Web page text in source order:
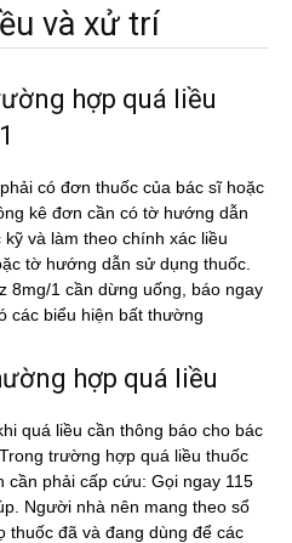
và xử trí
hợp quá liều
có đơn thuốc của bác sĩ hoặc
kê đơn cần có tờ hướng dẫn
và làm theo chính xác liều
tờ hướng dẫn sử dụng thuốc.
8mg/1 cần dừng uống, báo ngay
các biểu hiện bất thường
hợp quá liều
quá liều cần thông báo cho bác
trường hợp quá liều thuốc
cần phải cấp cứu: Gọi ngay 115
Người nhà nên mang theo sổ
thuốc đã và đang dùng để các